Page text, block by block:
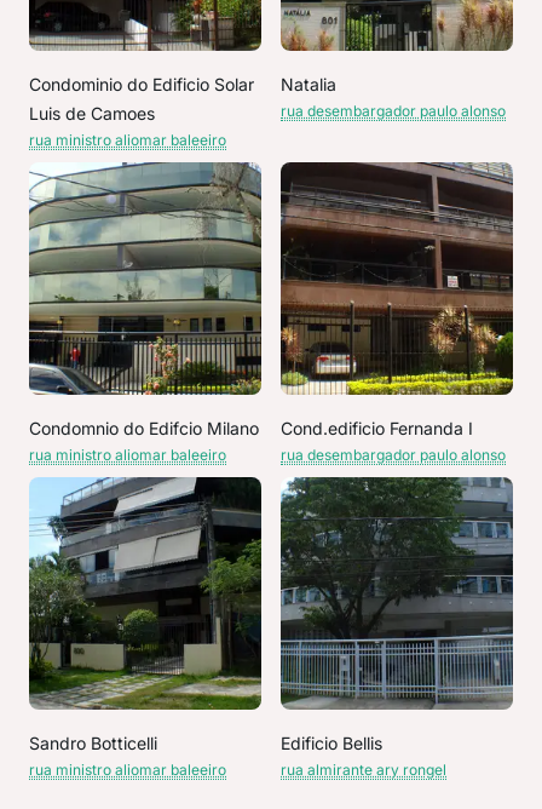
Condominio do Edificio Solar
Luis de Camoes
rua ministro aliomar baleeiro
Natalia
rua desembargador paulo alonso
Condomnio do Edifcio Milano
rua ministro aliomar baleeiro
Cond.edificio Fernanda I
rua desembargador paulo alonso
Sandro Botticelli
rua ministro aliomar baleeiro
Edificio Bellis
rua almirante ary rongel